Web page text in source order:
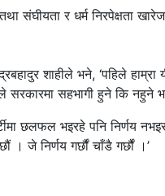
संघीयता र धर्म निरपेक्षता
शाहीले भने, ‘पहिले हाम्रा
सहभागी हुने कि नहुने
छलफल भइरहे पनि निर्णय
। जे निर्णय गर्छौं चाँडै गर्छौं ।’